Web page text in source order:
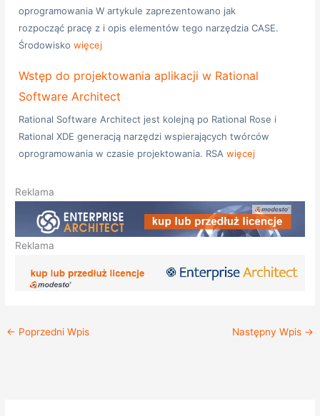
oprogramowania W artykule zaprezentowano jak
rozpocząć pracę z i opis elementów tego narzędzia CASE.
Środowiskowięcej
Wstęp do projektowania aplikacji w Rational
Software Architect
Rational Software Architect jest kolejną po Rational Rose i
Rational XDE generacją narzędzi wspierających twórców
oprogramowania w czasie projektowania. RSAwięcej
Reklama
Reklama
← Poprzedni Wpis Następny Wpis →